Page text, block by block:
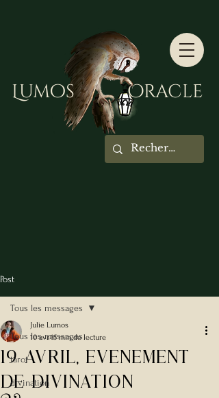
Lumos Oracle
Post
Tous les messages
tarot
divination
Tous les messages
19 AVRIL, EvEnement
de Divination
Julie Lumos
10 avr.15 min de lecture